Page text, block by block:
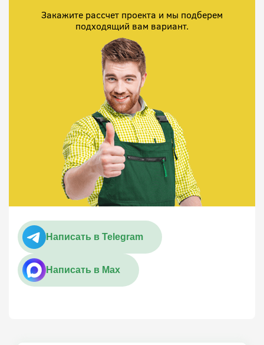
Закажите рассчет проекта и мы подберем
подходящий вам вариант.
Написать в Telegram
Написать в Max